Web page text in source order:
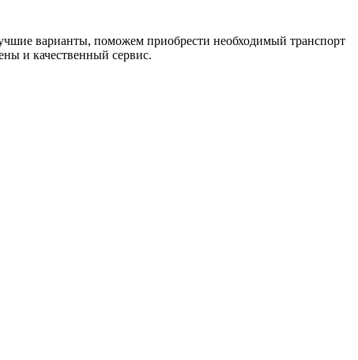
варианты, поможем приобрести необходимый транспорт
и качественный сервис.